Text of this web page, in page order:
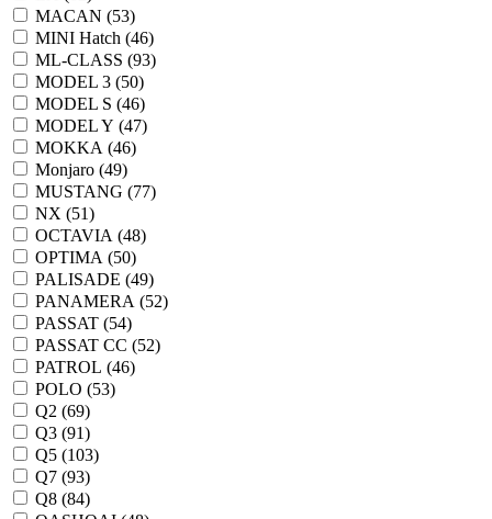
MACAN (53)
MINI Hatch (46)
ML-CLASS (93)
MODEL 3 (50)
MODEL S (46)
MODEL Y (47)
MOKKA (46)
Monjaro (49)
MUSTANG (77)
NX (51)
OCTAVIA (48)
OPTIMA (50)
PALISADE (49)
PANAMERA (52)
PASSAT (54)
PASSAT CC (52)
PATROL (46)
POLO (53)
Q2 (69)
Q3 (91)
Q5 (103)
Q7 (93)
Q8 (84)